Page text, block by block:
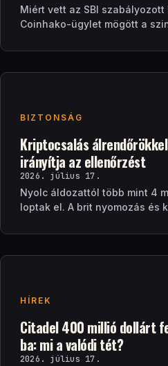
Miért vett az SBI szabályozott
Coinhako-ügylet mögött a
BIZTONSÁG
Kriptocsalás
irányítja az ellenőrzést
2026. július 17.
Nyolc áldozattól több mint 4
loptak el. A brit nyomozás és
HÍREK
Citadel 400 millió dollárt
ba: mi a valódi tét?
2026. július 17.